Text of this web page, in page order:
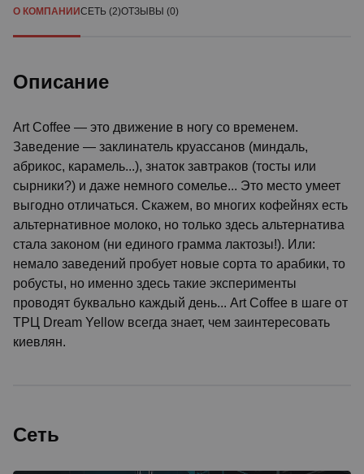
О КОМПАНИИСЕТЬ (2)ОТЗЫВЫ (0)
Описание
Art Coffee — это движение в ногу со временем.
Заведение — заклинатель круассанов (миндаль,
абрикос, карамель...), знаток завтраков (тосты или
сырники?) и даже немного сомелье... Это место умеет
выгодно отличаться. Скажем, во многих кофейнях есть
альтернативное молоко, но только здесь альтернатива
стала законом (ни единого грамма лактозы!). Или:
немало заведений пробует новые сорта то арабики, то
робусты, но именно здесь такие эксперименты
проводят буквально каждый день... Art Coffee в шаге от
ТРЦ Dream Yellow всегда знает, чем заинтересовать
киевлян.
Сеть